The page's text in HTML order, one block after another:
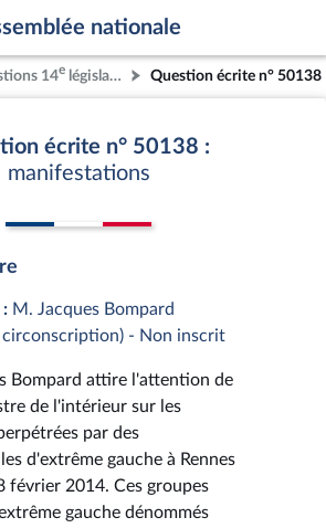
nationale
14e législature Question écrite n° 50138
écrite n° 50138 :
manifestations
: M. Jacques Bompard
circonscription) - Non inscrit
Bompard attire l'attention de
de l'intérieur sur les
par des
d'extrême gauche à Rennes
février 2014. Ces groupes
gauche dénommés